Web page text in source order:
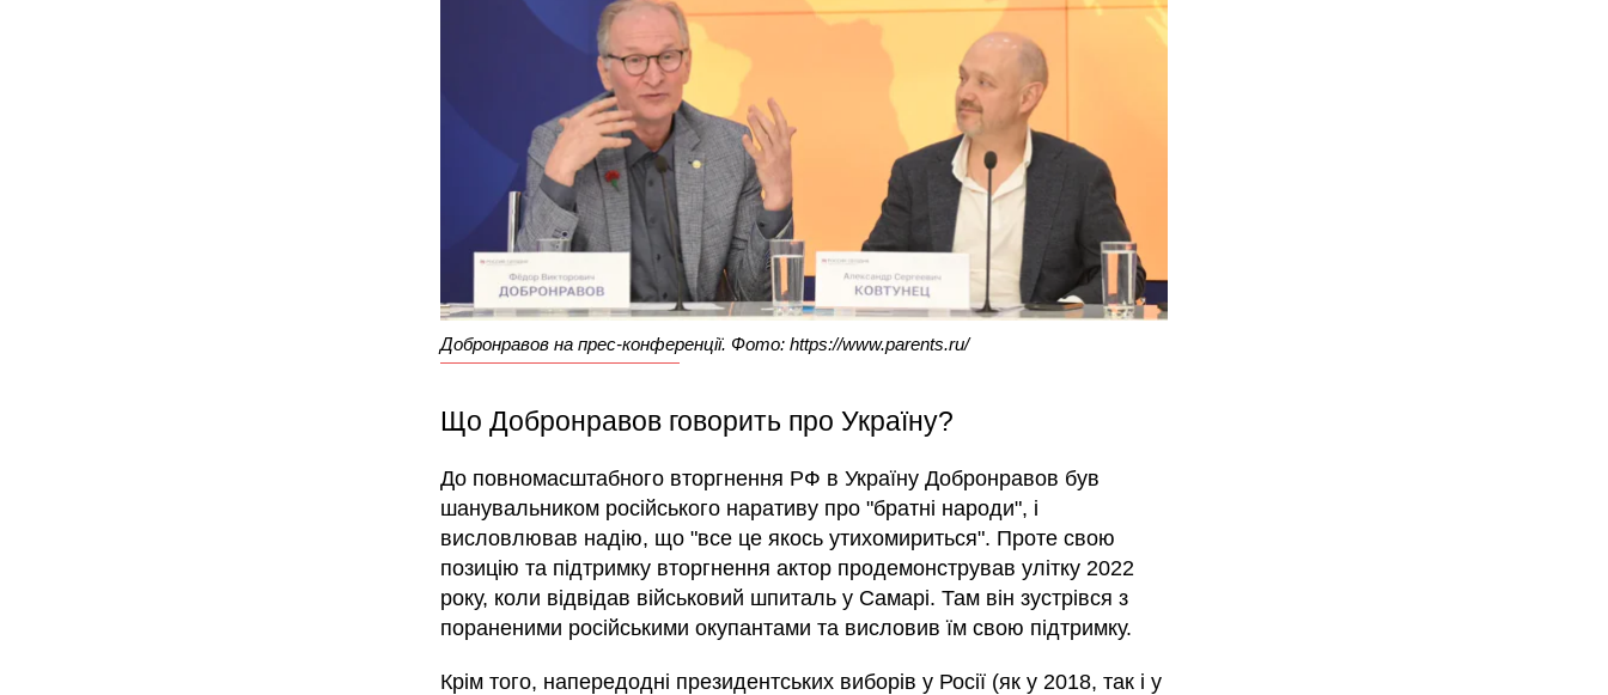
Добронравов на прес-конференції. Фото: https://www.parents.ru/
Що Добронравов говорить про Україну?
До повномасштабного вторгнення РФ в Україну Добронравов був
шанувальником російського наративу про "братні народи", і
висловлював надію, що "все це якось утихомириться". Проте свою
позицію та підтримку вторгнення актор продемонстрував улітку 2022
року, коли відвідав військовий шпиталь у Самарі. Там він зустрівся з
пораненими російськими окупантами та висловив їм свою підтримку.
Крім того, напередодні президентських виборів у Росії (як у 2018, так і у